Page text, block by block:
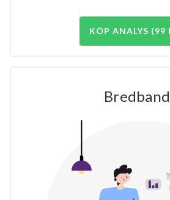
KÖP ANALYS (99
Bredband